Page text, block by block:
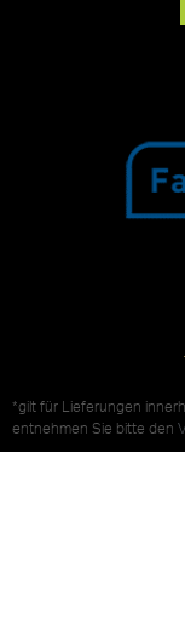
*gilt für Lieferungen
entnehmen Sie bitte den